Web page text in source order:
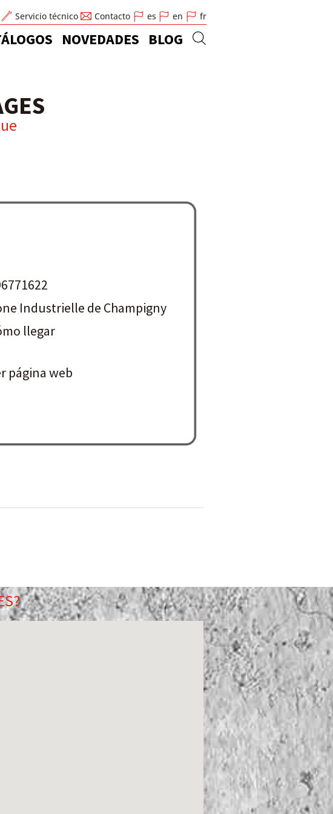
Servicio técnico Contacto es en fr
NOVEDADES BLOG
Industrielle de Champigny
llegar
página web